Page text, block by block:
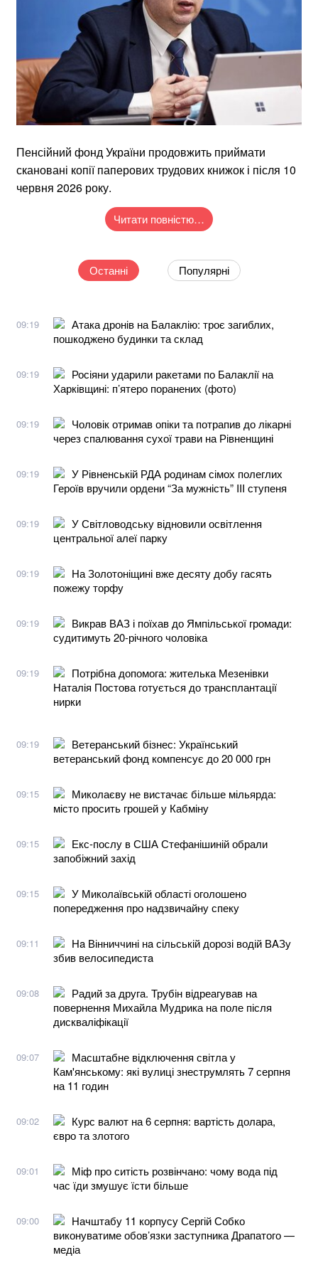
Пенсійний фонд України продовжить приймати
скановані копії паперових трудових книжок і після 10
червня 2026 року.
Читати повністю…
Останні Популярні
09:19
Атака дронів на Балаклію: троє загиблих,
пошкоджено будинки та склад
09:19
Росіяни ударили ракетами по Балаклії на
Харківщині: п’ятеро поранених (фото)
09:19
Чоловік отримав опіки та потрапив до лікарні
через спалювання сухої трави на Рівненщині
09:19
У Рівненській РДА родинам сімох полеглих
Героїв вручили ордени “За мужність” III ступеня
09:19
У Світловодську відновили освітлення
центральної алеї парку
09:19
На Золотоніщині вже десяту добу гасять
пожежу торфу
09:19
Викрав ВАЗ і поїхав до Ямпільської громади:
судитимуть 20-річного чоловіка
09:19
Потрібна допомога: жителька Мезенівки
Наталія Постова готується до трансплантації
нирки
09:19
Ветеранський бізнес: Український
ветеранський фонд компенсує до 20 000 грн
09:15
Миколаєву не вистачає більше мільярда:
місто просить грошей у Кабміну
09:15
Екс-послу в США Стефанішиній обрали
запобіжний захід
09:15
У Миколаївській області оголошено
попередження про надзвичайну спеку
09:11
Нa Вінниччині нa сільській дорозі водій ВAЗу
збив велосипедистa
09:08
Радий за друга. Трубін відреагував на
повернення Михайла Мудрика на поле після
дискваліфікації
09:07
Масштабне відключення світла у
Кам'янському: які вулиці знеструмлять 7 серпня
на 11 годин
09:02
Курс валют на 6 серпня: вартість долара,
євро та злотого
09:01
Міф про ситість розвінчано: чому вода під
час їди змушує їсти більше
09:00
Начштабу 11 корпусу Сергій Собко
виконуватиме обов’язки заступника Драпатого —
медіа